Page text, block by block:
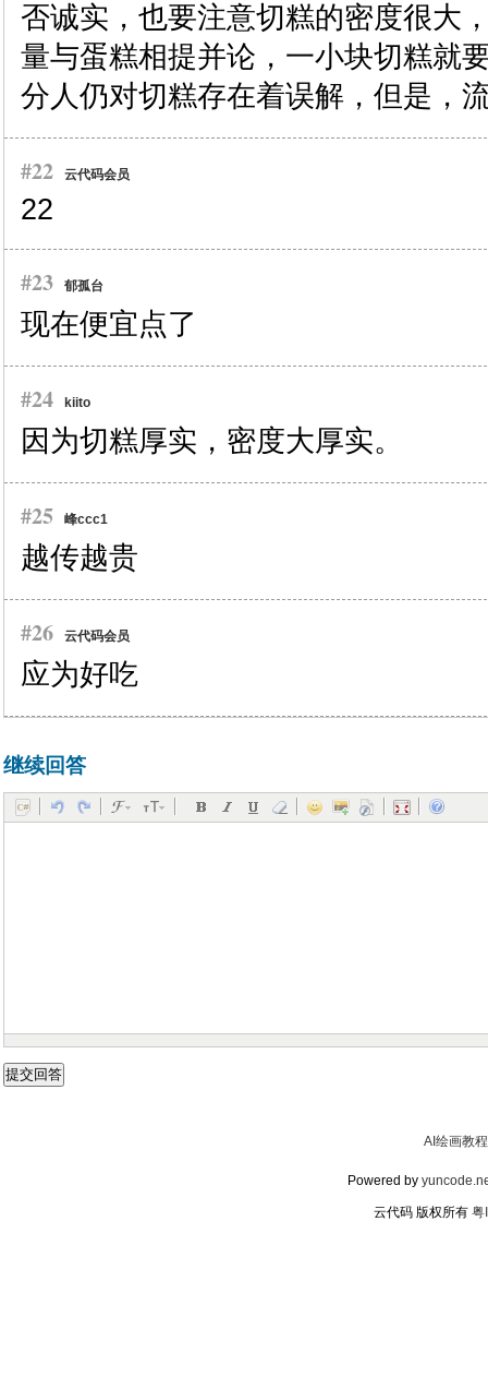
否诚实，也要注意切糕的密度很大
量与蛋糕相提并论，一小块切糕就
分人仍对切糕存在着误解，但是，
#22 云代码会员
22
#23 郁孤台
现在便宜点了
#24 kiito
因为切糕厚实，密度大厚实。
#25 峰ccc1
越传越贵
#26 云代码会员
应为好吃
继续回答
AI绘画教程
Powered by
云代码 版权所有 粤